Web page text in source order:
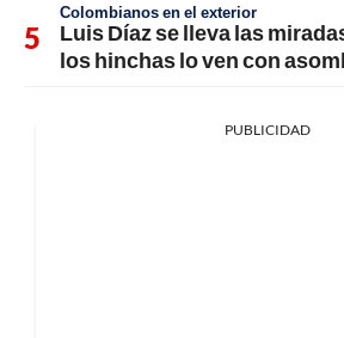
Colombianos en el exterior
Luis Díaz se lleva las
los hinchas lo ven con
PUBLICIDAD